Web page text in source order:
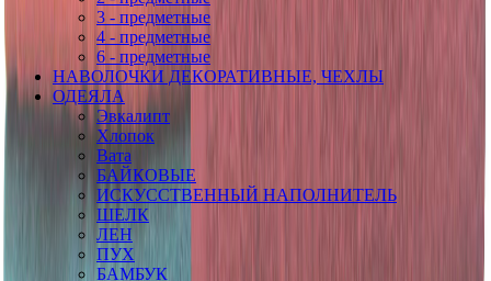
3 - предметные
4 - предметные
6 - предметные
НАВОЛОЧКИ ДЕКОРАТИВНЫЕ, ЧЕХЛЫ
ОДЕЯЛА
Эвкалипт
Хлопок
Вата
БАЙКОВЫЕ
ИСКУССТВЕННЫЙ НАПОЛНИТЕЛЬ
ШЕЛК
ЛЕН
ПУХ
БАМБУК